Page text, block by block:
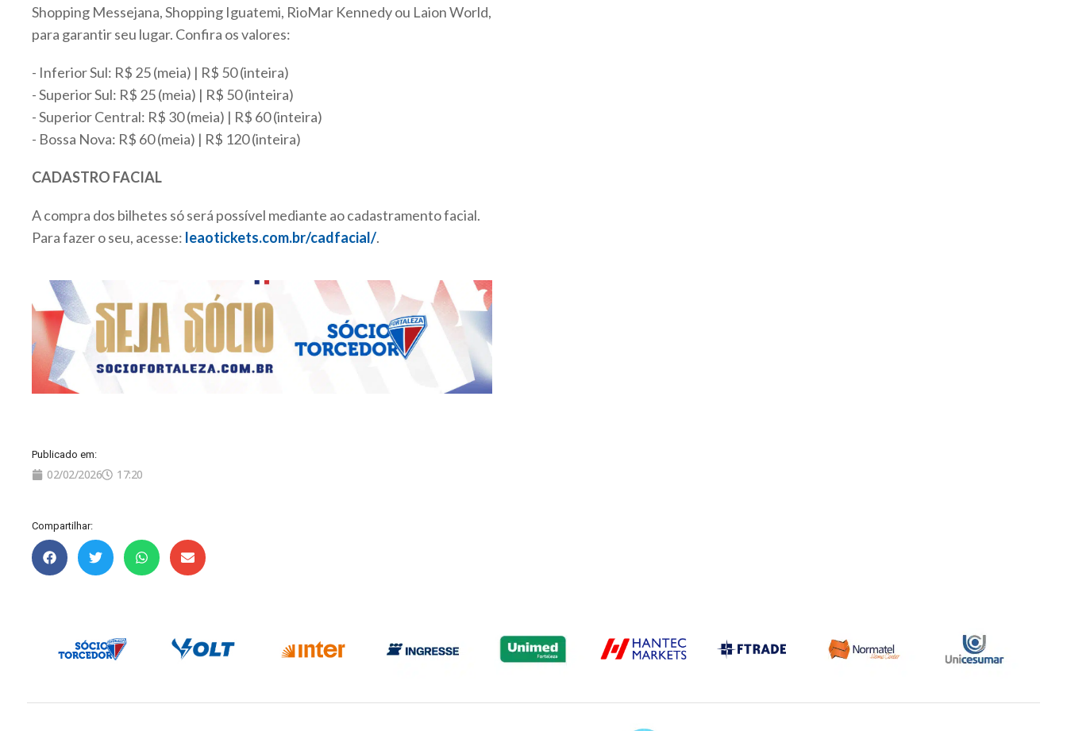
Shopping Messejana, Shopping Iguatemi, RioMar Kennedy ou Laion World,
para garantir seu lugar. Confira os valores:
- Inferior Sul: R$ 25 (meia) | R$ 50 (inteira)
- Superior Sul: R$ 25 (meia) | R$ 50 (inteira)
- Superior Central: R$ 30 (meia) | R$ 60 (inteira)
- Bossa Nova: R$ 60 (meia) | R$ 120 (inteira)
CADASTRO FACIAL
A compra dos bilhetes só será possível mediante ao cadastramento facial.
Para fazer o seu, acesse: leaotickets.com.br/cadfacial/.
Publicado em:
02/02/2026 17:20
Compartilhar: